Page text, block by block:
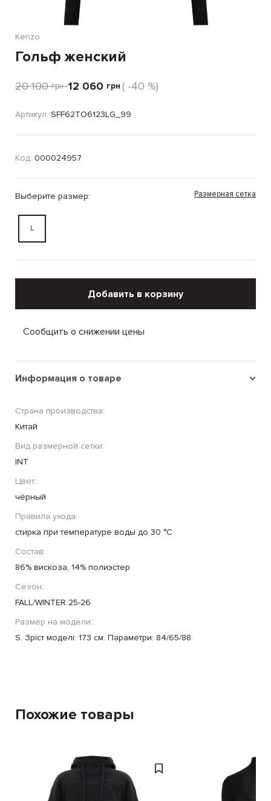
Kenzo
Гольф женский
20 100 грн 12 060 грн ( -40 %)
Артикул: SFF62TO6123LG_99
Код: 000024957
Выберите размер:
L
Размерная сетка
Добавить в корзину
Сообщить о снижении цены
Информация о товаре
Страна производства:
Китай
Вид размерной сетки:
INT
Цвет:
чёрный
Правила ухода:
стирка при температуре воды до 30 °C
Состав:
86% вискоза, 14% полиэстер
Сезон:
FALL/WINTER 25-26
Размер на модели::
S. Зріст моделі: 173 см. Параметри: 84/65/88.
Похожие товары